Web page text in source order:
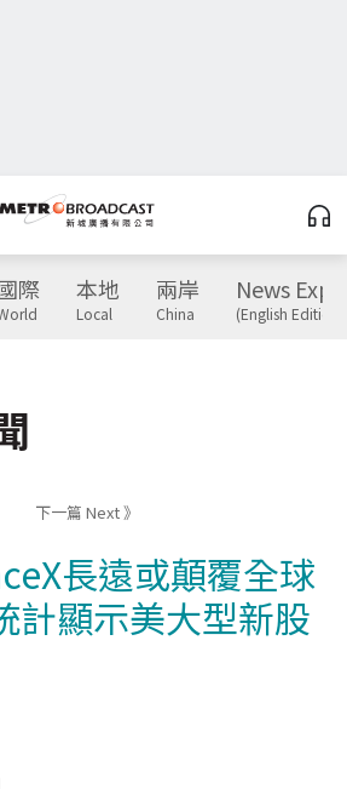
際 本地
Local
兩岸
China
News
(English Edition)
下一篇 Next 》
長遠或顛覆全球
計顯示美大型新股